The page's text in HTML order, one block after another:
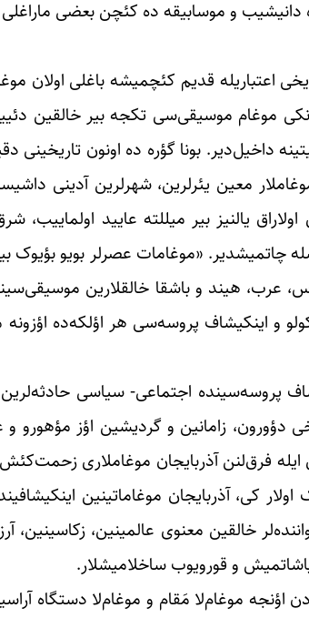
و موسابیقه ده کئچن بعضی ماراغلی
اعتباریله قدیم کئچمیشه باغلی اولان
موغام موسیقی‌سی تکجه بیر خالقین
داخیل‌دیر. بونا گؤره ده اونون
معین یئرلرین، شهرلرین آدینی
یالنیز بیر میللته عایید اولماییب،
چاتمیشدیر. «موغامات عصرلر بویو بؤیوک
عرب، هیند و باشقا خالقلارین
و اینکیشاف پروسه‌سی هر اؤلکه‌ده
پروسه‌سینده اجتماعی- سیاسی حادثه‌لرین
دؤورون، زامانین و گردیشین اؤز
ایله فرق‌لنن آذربایجان موغاملاری
کی، آذربایجان موغاماتینین
خالقین معنوی عالمینین، زکاسینین،
و قورویوب ساخلامیشلار.
موغام‌لا مَقام و موغام‌لا دستگاه